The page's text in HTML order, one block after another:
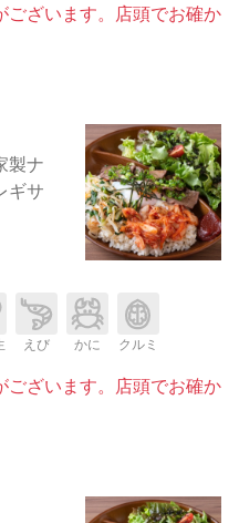
ざいます。店頭でお確か
製ナ
ギサ
えび かに クルミ
ざいます。店頭でお確か